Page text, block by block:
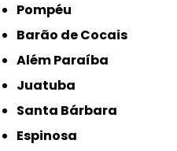
Pompéu
Barão de Cocais
Além Paraíba
Juatuba
Santa Bárbara
Espinosa